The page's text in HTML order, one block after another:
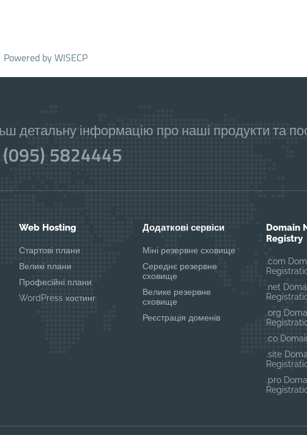
Powered byWISECP
детальну інформацію про наші продукти та
5824445
Web Hosting
Стартові плани
Великі плани
Професійні плани
WordPress хостинг
Додаткові сервіси
Міні резервне сховище
Середнє резервне
сховище
Велике резервне
сховище
Реєстрація доменів
Domain
Registry
.com
.net
.org
.co
.site
.pro